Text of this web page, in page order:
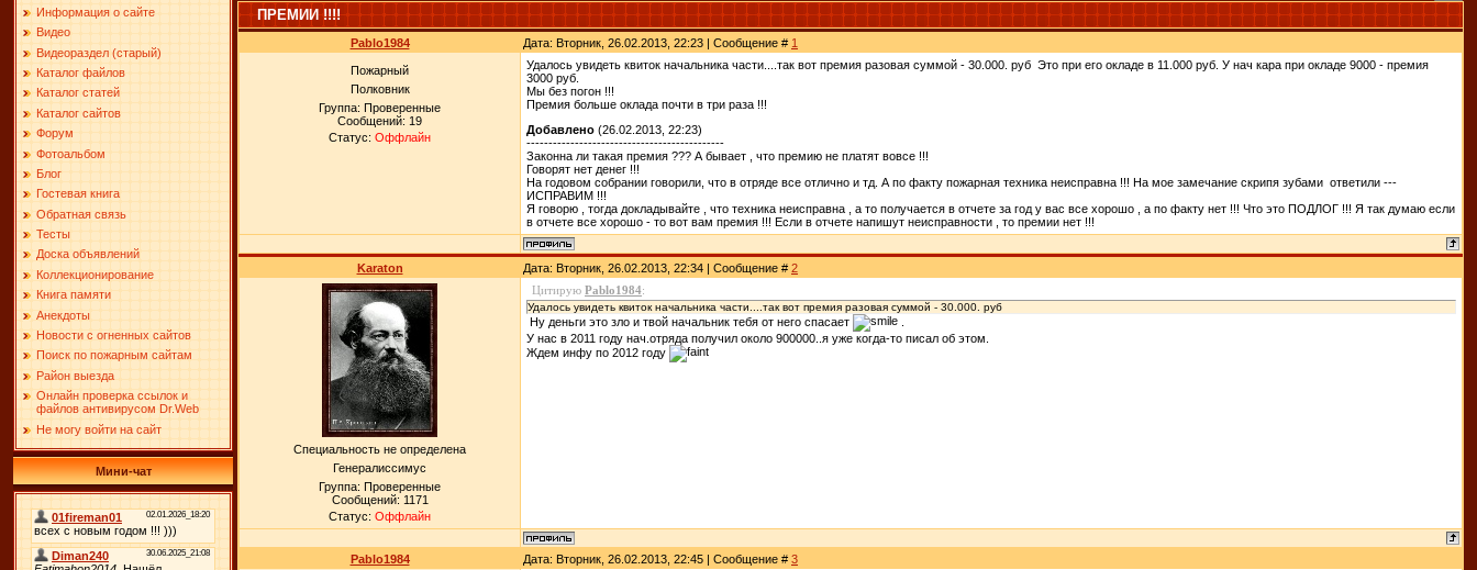
Информация о сайте
Видео
Видеораздел (старый)
Каталог файлов
Каталог статей
Каталог сайтов
Форум
Фотоальбом
Блог
Гостевая книга
Обратная связь
Тесты
Доска объявлений
Коллекционирование
Книга памяти
Анекдоты
Новости с огненных сайтов
Поиск по пожарным сайтам
Район выезда
Онлайн проверка ссылок и
файлов антивирусом Dr.Web
Не могу войти на сайт
Мини-чат
ПРЕМИИ !!!!
Pablo1984 Дата: Вторник, 26.02.2013, 22:23 | Сообщение # 1
Пожарный
Полковник
Группа: Проверенные
Сообщений: 19
Статус: Оффлайн
Удалось увидеть квиток начальника части....так вот премия разовая суммой - 30.000. руб Это при его окладе в 11.000 руб. У нач кара при окладе 9000 - премия
3000 руб.
Мы без погон !!!
Премия больше оклада почти в три раза !!!
Добавлено (26.02.2013, 22:23)
---------------------------------------------
Законна ли такая премия ??? А бывает , что премию не платят вовсе !!!
Говорят нет денег !!!
На годовом собрании говорили, что в отряде все отлично и тд. А по факту пожарная техника неисправна !!! На мое замечание скрипя зубами ответили ---
ИСПРАВИМ !!!
Я говорю , тогда докладывайте , что техника неисправна , а то получается в отчете за год у вас все хорошо , а по факту нет !!! Что это ПОДЛОГ !!! Я так думаю если
в отчете все хорошо - то вот вам премия !!! Если в отчете напишут неисправности , то премии нет !!!
Karaton Дата: Вторник, 26.02.2013, 22:34 | Сообщение # 2
Специальность не определена
Генералиссимус
Группа: Проверенные
Сообщений: 1171
Статус: Оффлайн
Цитирую Pablo1984:
Удалось увидеть квиток начальника части....так вот премия разовая суммой - 30.000. руб
Ну деньги это зло и твой начальник тебя от него спасает
У нас в 2011 году нач.отряда получил около 900000..я уже когда-то писал об этом.
Ждем инфу по 2012 году
Pablo1984 Дата: Вторник, 26.02.2013, 22:45 | Сообщение # 3